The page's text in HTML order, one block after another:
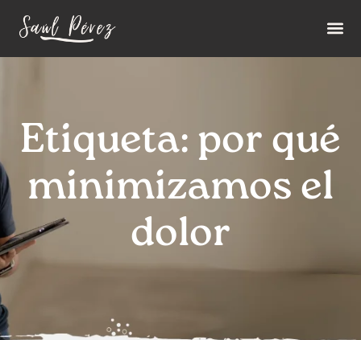
Etiqueta: por qué
minimizamos el
dolor